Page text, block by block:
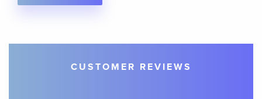
CUSTOMER REVIEWS